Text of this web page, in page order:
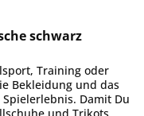
schwarz
Training oder
Bekleidung und das
Damit Du